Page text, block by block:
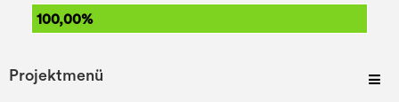
100,00%
Projektmenü